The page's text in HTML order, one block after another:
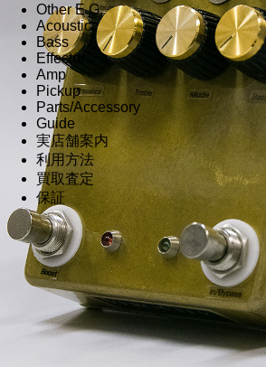
Other E.G.
Acoustic
Bass
Effector
Amp
Pickup
Parts/Accessory
Guide
実店舗案内
利用方法
買取査定
保証